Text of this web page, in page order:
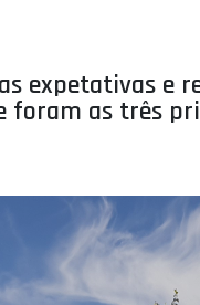
expetativas e
foram as três